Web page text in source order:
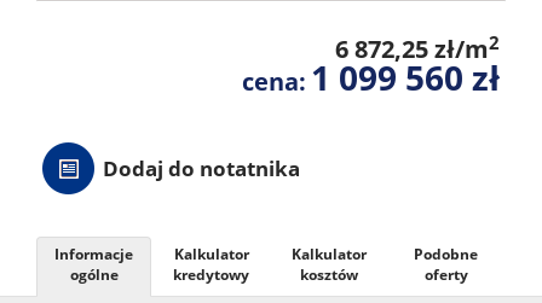
6 872,25 zł/m2
cena: 1 099 560 zł
Dodaj do notatnika
Informacje
ogólne
Kalkulator
kredytowy
Kalkulator
kosztów
Podobne
oferty